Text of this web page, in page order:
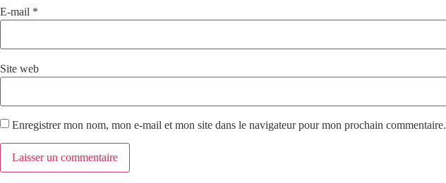
E-mail *
Site web
Enregistrer mon nom, mon e-mail et mon site dans le navigateur pour mon prochain commentaire.